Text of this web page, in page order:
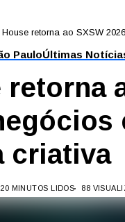
House retorna ao SXSW
PauloÚltimas
retorna
criativa
20 MINUTOS LIDOS 88